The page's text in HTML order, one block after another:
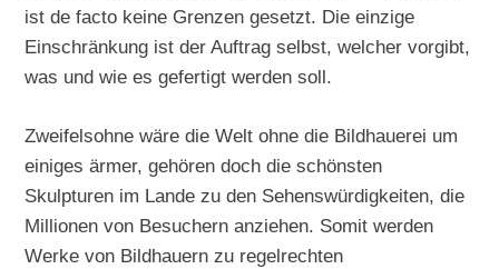
ist de facto keine Grenzen gesetzt. Die einzige
Einschränkung ist der Auftrag selbst, welcher vorgibt,
was und wie es gefertigt werden soll.
Zweifelsohne wäre die Welt ohne die Bildhauerei um
einiges ärmer, gehören doch die schönsten
Skulpturen im Lande zu den Sehenswürdigkeiten, die
Millionen von Besuchern anziehen. Somit werden
Werke von Bildhauern zu regelrechten